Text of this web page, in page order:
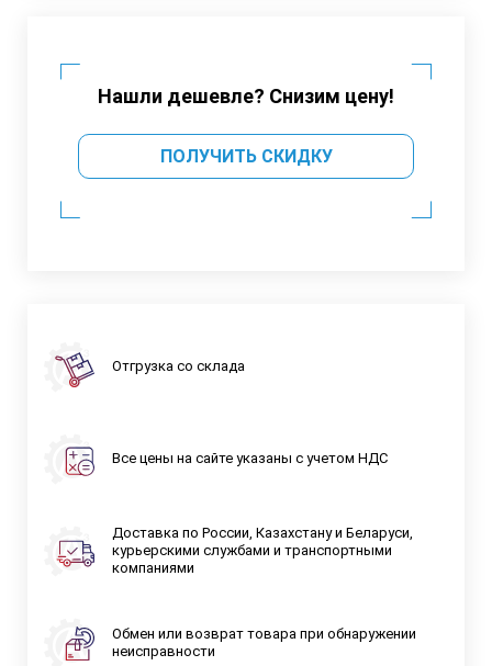
Нашли дешевле? Снизим цену!
ПОЛУЧИТЬ СКИДКУ
Отгрузка со склада
Все цены на сайте указаны с учетом НДС
Доставка по России, Казахстану и Беларуси,
курьерскими службами и транспортными
компаниями
Обмен или возврат товара при обнаружении
неисправности